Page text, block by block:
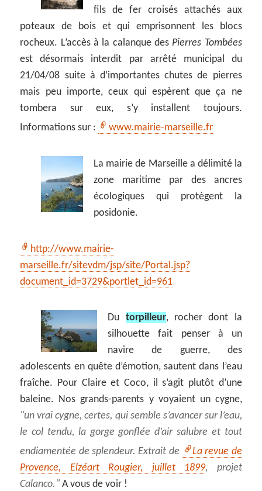
fils de fer croisés attachés aux
poteaux de bois et qui emprisonnent les blocs
rocheux. L’accès à la calanque des Pierres Tombées
est désormais interdit par arrêté municipal du
21/04/08 suite à d’importantes chutes de pierres
mais peu importe, ceux qui espèrent que ça ne
tombera sur eux, s’y installent toujours.
Informations sur :
www.mairie-marseille.fr
La mairie de Marseille a délimité la
zone maritime par des ancres
écologiques qui protègent la
posidonie.
http://www.mairie-
marseille.fr/sitevdm/jsp/site/Portal.jsp?
document_id=3729&portlet_id=961
Du torpilleur, rocher dont la
silhouette fait penser à un
navire de guerre, des
adolescents en quête d’émotion, sautent dans l’eau
fraîche. Pour Claire et Coco, il s’agit plutôt d’une
baleine. Nos grands-parents y voyaient un cygne,
un vrai cygne, certes, qui semble s’avancer sur l’eau,
le col tendu, la gorge gonflée d’air salubre et tout
endiamentée de splendeur. Extrait de
La revue de
Provence, Elzéart Rougier, juillet 1899, projet
Calanco.
A vous de voir !